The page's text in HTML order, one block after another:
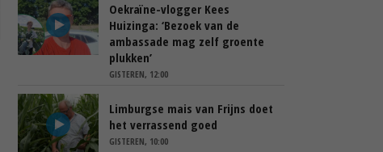
Oekraïne-vlogger Kees
Huizinga: ‘Bezoek van de
ambassade mag zelf groente
plukken’
GISTEREN, 12:00
Limburgse mais van Frijns doet
het verrassend goed
GISTEREN, 10:00